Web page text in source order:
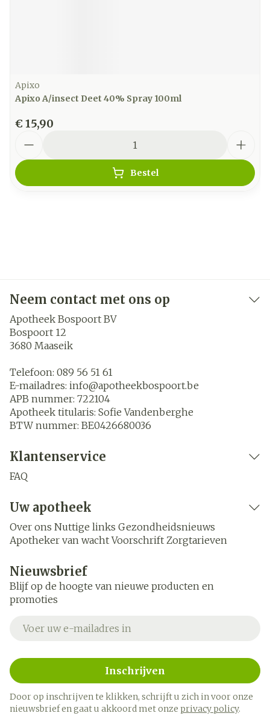
Apixo
Apixo A/insect Deet 40% Spray 100ml
€ 15,90
Bestel
Neem contact met ons op
Apotheek Bospoort BV
Bospoort 12
3680 Maaseik
Telefoon: 089 56 51 61
E-mailadres: info@apotheekbospoort.be
APB nummer: 722104
Apotheek titularis: Sofie Vandenberghe
BTW nummer: BE0426680036
Klantenservice
FAQ
Uw apotheek
Over ons Nuttige links Gezondheidsnieuws
Apotheker van wacht Voorschrift Zorgtarieven
Nieuwsbrief
Blijf op de hoogte van nieuwe producten en
promoties
Inschrijven
Door op inschrijven te klikken, schrijft u zich in voor onze
nieuwsbrief en gaat u akkoord met onze privacy policy.